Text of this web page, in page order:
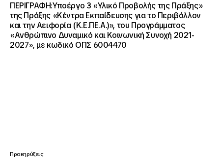
ΠΕΡΙΓΡΑΦΗ:Υποέργο 3 «Υλικό Προβολής της Πράξης»
της Πράξης «Κέντρα Εκπαίδευσης για το Περιβάλλον
και την Αειφορία (Κ.Ε.ΠΕ.Α.)», του Προγράμματος
«Ανθρώπινο Δυναμικό και Κοινωνική Συνοχή 2021-
2027», με κωδικό ΟΠΣ 6004470
Προκηρύξεις